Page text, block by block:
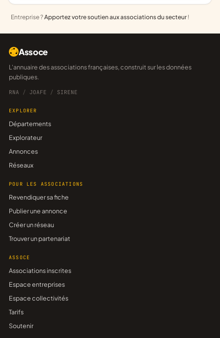
Entreprise ?Apportez votre soutien aux associations du secteur !
Assoce
L'annuaire des associations françaises, construit sur les données
publiques.
RNA / JOAFE / SIRENE
EXPLORER
Départements
Explorateur
Annonces
Réseaux
POUR LES ASSOCIATIONS
Revendiquer sa fiche
Publier une annonce
Créer un réseau
Trouver un partenariat
ASSOCE
Associations inscrites
Espace entreprises
Espace collectivités
Tarifs
Soutenir